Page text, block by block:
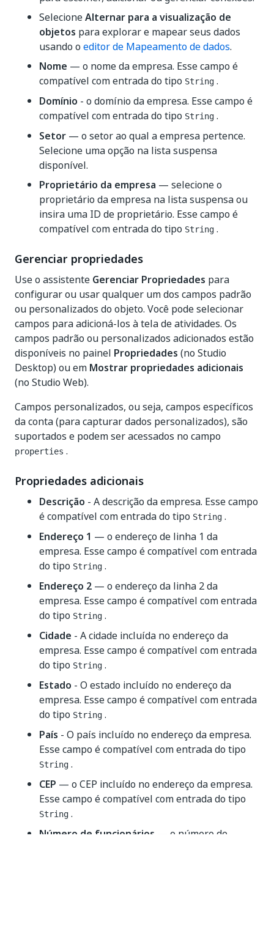
SelecioneAlternar para a visualização de
objetos para explorar e mapear seus dados
usando o editor de Mapeamento de dados.
Nome — o nome da empresa. Esse campo é
compatível com entrada do tipo String .
Domínio - o domínio da empresa. Esse campo é
compatível com entrada do tipo String .
Setor — o setor ao qual a empresa pertence.
Selecione uma opção na lista suspensa
disponível.
Proprietário da empresa — selecione o
proprietário da empresa na lista suspensa ou
insira uma ID de proprietário. Esse campo é
compatível com entrada do tipo String .
Gerenciar propriedades
Use o assistente Gerenciar Propriedades para
configurar ou usar qualquer um dos campos padrão
ou personalizados do objeto. Você pode selecionar
campos para adicioná-los à tela de atividades. Os
campos padrão ou personalizados adicionados estão
disponíveis no painel Propriedades (no Studio
Desktop) ou em Mostrar propriedades adicionais
(no Studio Web).
Campos personalizados, ou seja, campos específicos
da conta (para capturar dados personalizados), são
suportados e podem ser acessados no campo
properties .
Propriedades adicionais
Descrição - A descrição da empresa. Esse campo
é compatível com entrada do tipo String .
Endereço 1 — o endereço de linha 1 da
empresa. Esse campo é compatível com entrada
do tipo String .
Endereço 2 — o endereço da linha 2 da
empresa. Esse campo é compatível com entrada
do tipo String .
Cidade - A cidade incluída no endereço da
empresa. Esse campo é compatível com entrada
do tipo String .
Estado - O estado incluído no endereço da
empresa. Esse campo é compatível com entrada
do tipo String .
País - O país incluído no endereço da empresa.
Esse campo é compatível com entrada do tipo
String .
CEP — o CEP incluído no endereço da empresa.
Esse campo é compatível com entrada do tipo
String .
Número de funcionários — o número de